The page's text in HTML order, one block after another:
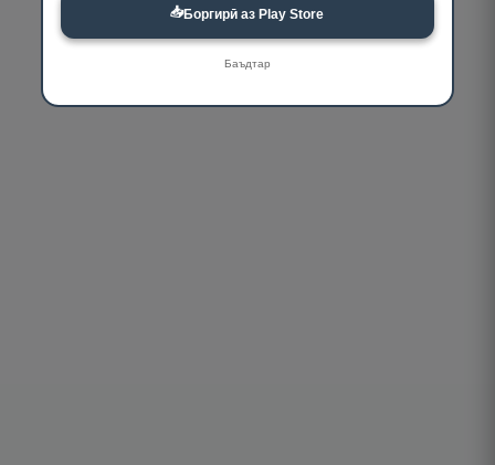
📥Боргирӣ аз Play Store
Баъдтар